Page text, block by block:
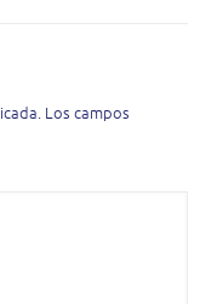
Los campos